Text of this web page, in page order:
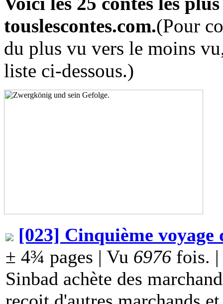
touslescontes.com.(Pour
du plus vu vers le moins
liste ci-dessous.)
[023] Cinquième
± 4¾ pages | Vu 6976 fois. |
Sinbad achète des